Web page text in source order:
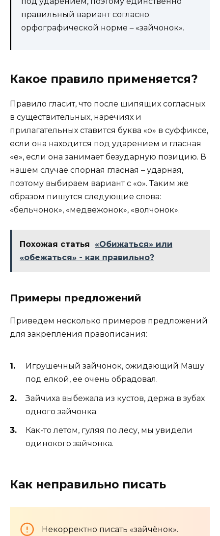
правильный вариант согласно
орфографической норме – «зайчонок».
Какое правило применяется?
Правило гласит, что после шипящих согласных
в существительных, наречиях и
прилагательных ставится буква «о» в суффиксе,
если она находится под ударением и гласная
«е», если она занимает безударную позицию. В
нашем случае спорная гласная – ударная,
поэтому выбираем вариант с «о». Таким же
образом пишутся следующие слова:
«бельчонок», «медвежонок», «волчонок».
Похожая статья
«Обижаться» или
«обежаться» - как правильно?
Примеры предложений
Приведем несколько примеров предложений
для закрепления правописания:
Игрушечный зайчонок, ожидающий Машу
под елкой, ее очень обрадовал.
Зайчиха выбежала из кустов, держа в зубах
одного зайчонка.
Как-то летом, гуляя по лесу, мы увидели
одинокого зайчонка.
Как неправильно писать
Некорректно писать «зайчёнок».